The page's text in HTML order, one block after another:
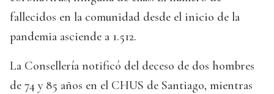
fallecidos en la comunidad desde el inicio de la
pandemia asciende a 1.512.
La Consellería notificó del deceso de dos hombres
de 74 y 85 años en el CHUS de Santiago, mientras